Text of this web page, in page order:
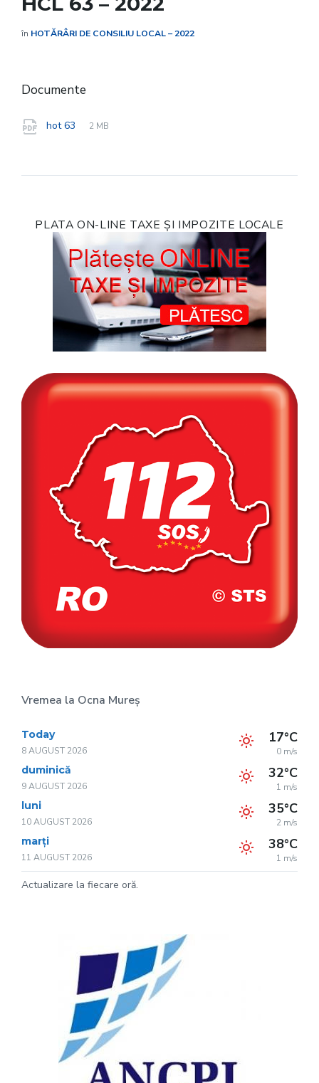
în HOTĂRÂRI DE CONSILIU LOCAL – 2022
Documente
hot 63
File
pdf
File
2 MB
PLATA ON-LINE TAXE ȘI IMPOZITE LOCALE
Vremea la Ocna Mureș
Today
8 AUGUST 2026
17°C
0 m/s
duminică
9 AUGUST 2026
32°C
1 m/s
luni
10 AUGUST 2026
35°C
2 m/s
marți
11 AUGUST 2026
38°C
1 m/s
Actualizare la fiecare oră.